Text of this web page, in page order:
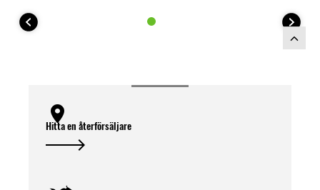
fullstora hjul (21” fram, 18” bak) och 315 mm
Hitta en återförsäljare